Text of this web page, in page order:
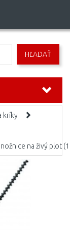
HĽADAŤ
kríky
na živý plot